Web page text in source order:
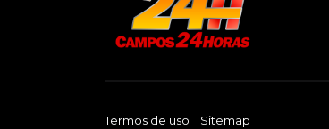
Termos de uso Sitemap